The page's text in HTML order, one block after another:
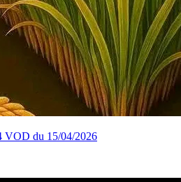
VOD du 15/04/2026